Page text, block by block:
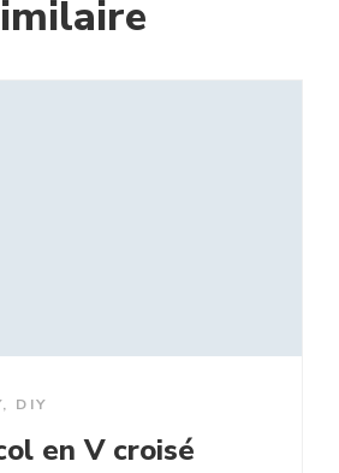
, DIY
en V croisé